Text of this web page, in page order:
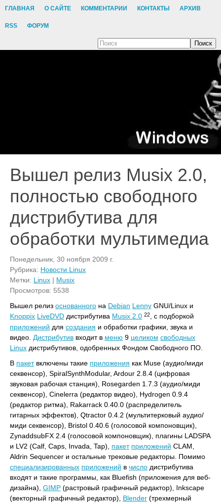
ГЛАВНАЯ О САЙТЕ КОММЕНТАРИИ КОНТАКТЫ АРХИВ
RSS ФОРУМ
Поиск
Вышел релиз Musix 2.0,
полностью свободного
дистрибутива для
обработки мультимедиа
Понедельник, 30 ноября 2009 г.
Рубрика: Новости Linux
Метки: Linux | Musix
Просмотров: 5538
Вышел релиз основанного на Debian Lenny GNU/Linux и
Knoppix LiveDVD дистрибутива Musix 2.0 22
, с подборкой
приложений для создания и обработки графики, звука и
видео. Дистрибутив входит в меню 9 целиком свободных
Linux дистрибутивов, одобренных Фондом Свободного ПО.
В пакетвключены такие приложения как Muse (аудио/миди
секвенсор), SpiralSynthModular, Ardour 2.8.4 (цифровая
звуковая рабочая станция), Rosegarden 1.7.3 (аудио/миди
секвенсор), Cinelerra (редактор видео), Hydrogen 0.9.4
(редактор ритма), Rakarrack 0.40.0 (распределитель
гитарных эффектов), Qtractor 0.4.2 (мультитерковый аудио/
миди секвенсор), Bristol 0.40.6 (голосовой компоновщик),
ZynaddsubFX 2.4 (голосовой компоновщик), плагины LADSPA
и LV2 (Calf, Caps, Invada, Tap), пакет приложений CLAM,
Aldrin Sequencer и остальные трековые редакторы. Помимо
специализированных приложений в число дистрибутива
входят и такие программы, как Bluefish (приложения для веб-
дизайна), GIMP (растровый графичный редактор), Inkscape
(векторный графичный редактор), Blender (трехмерный